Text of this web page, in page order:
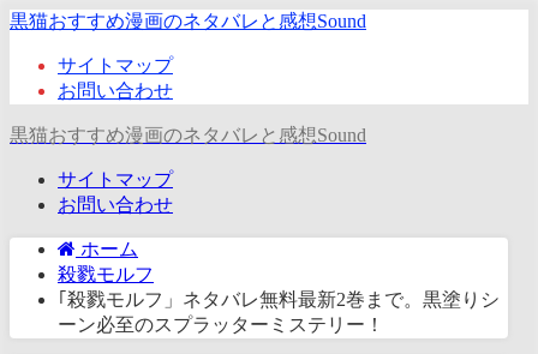
黒猫おすすめ漫画のネタバレと感想Sound
サイトマップ
お問い合わせ
黒猫おすすめ漫画のネタバレと感想Sound
サイトマップ
お問い合わせ
ホーム
殺戮モルフ
｢殺戮モルフ」ネタバレ無料最新2巻まで。黒塗りシ
ーン必至のスプラッターミステリー！